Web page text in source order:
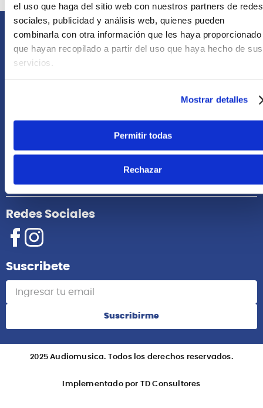
el uso que haga del sitio web con nuestros partners de redes
sociales, publicidad y análisis web, quienes pueden
combinarla con otra información que les haya proporcionado
que hayan recopilado a partir del uso que haya hecho de sus
servicios.
Mostrar detalles
Permitir todas
Rechazar
Comunícate con nosotros
Atención Postventa
Redes Sociales
Suscribete
Suscribirme
2025 Audiomusica. Todos los derechos reservados.
Implementado por TD Consultores